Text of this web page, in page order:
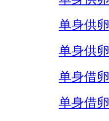
单身供
单身供
单身借
单身借